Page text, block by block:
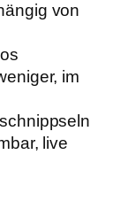
von
im
live